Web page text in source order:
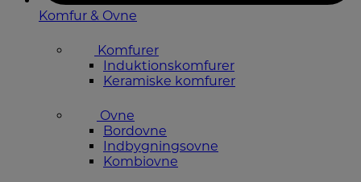
Komfur & Ovne
Komfurer
Induktionskomfurer
Keramiske komfurer
Ovne
Bordovne
Indbygningsovne
Kombiovne